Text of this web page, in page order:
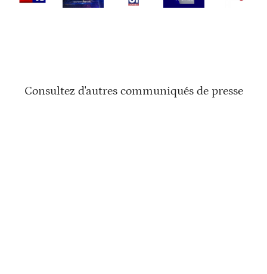
Consultez d'autres communiqués de presse